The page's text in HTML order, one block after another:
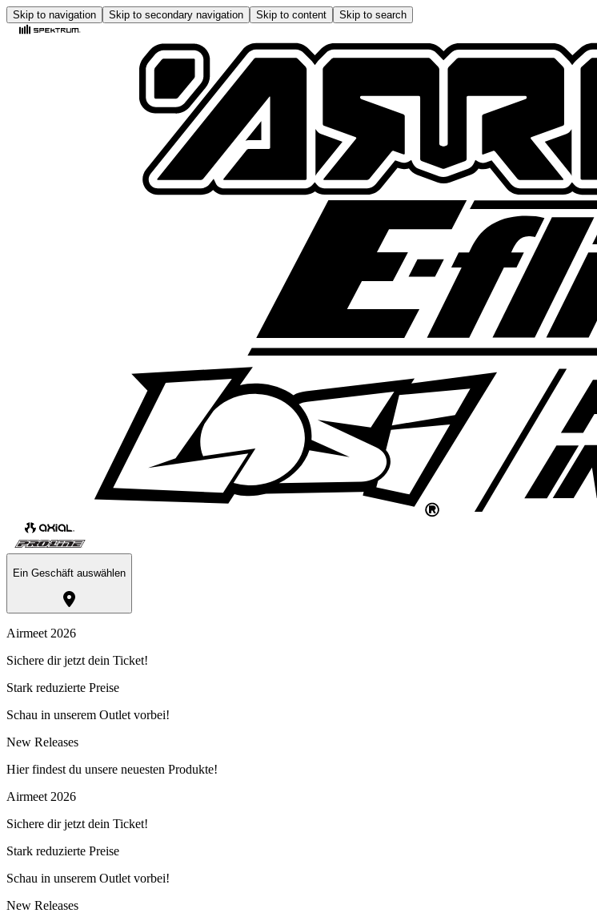
Skip to navigation Skip to secondary navigation Skip to content Skip to search
Ein Geschäft auswählen
Airmeet 2026
Sichere dir jetzt dein Ticket!
Stark reduzierte Preise
Schau in unserem Outlet vorbei!
New Releases
Hier findest du unsere neuesten Produkte!
Airmeet 2026
Sichere dir jetzt dein Ticket!
Stark reduzierte Preise
Schau in unserem Outlet vorbei!
New Releases